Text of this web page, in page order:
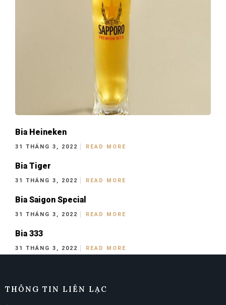
Bia Heineken
31 THÁNG 3, 2022 READ MORE
Bia Tiger
31 THÁNG 3, 2022 READ MORE
Bia Saigon Special
31 THÁNG 3, 2022 READ MORE
Bia 333
31 THÁNG 3, 2022 READ MORE
THÔNG TIN LIÊN LẠC